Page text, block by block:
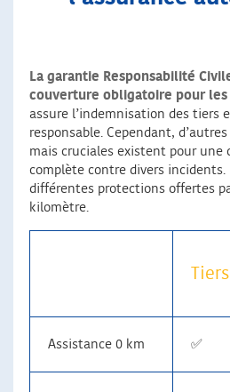
La garantie Responsabilité
couverture obligatoire pour les
assure l’indemnisation des tiers
responsable. Cependant,
mais cruciales existent pour une
complète contre divers incidents.
différentes protections offertes
kilomètre.
Tiers
Assistance 0 km ✅